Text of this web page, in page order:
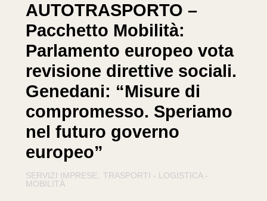
AUTOTRASPORTO –
Pacchetto Mobilità:
Parlamento europeo vota
revisione direttive sociali.
Genedani: “Misure di
compromesso. Speriamo
nel futuro governo
europeo”
SERVIZI IMPRESE
TRASPORTI - LOGISTICA -
MOBILITÀ